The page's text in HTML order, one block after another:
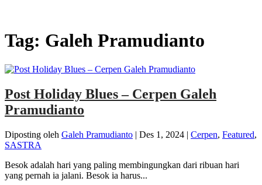
Tag: Galeh Pramudianto
Post Holiday Blues – Cerpen Galeh
Pramudianto
Diposting oleh Galeh Pramudianto | Des 1, 2024 | Cerpen, Featured,
SASTRA
Besok adalah hari yang paling membingungkan dari ribuan hari
yang pernah ia jalani. Besok ia harus...